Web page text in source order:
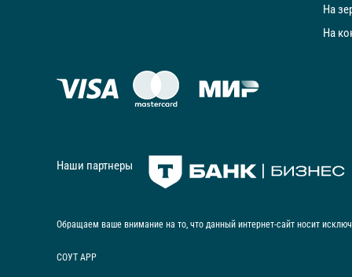
На
На
Наши партнеры
Обращаем ваше внимание на то, что данный интернет-сайт носит
СОУТ АРР